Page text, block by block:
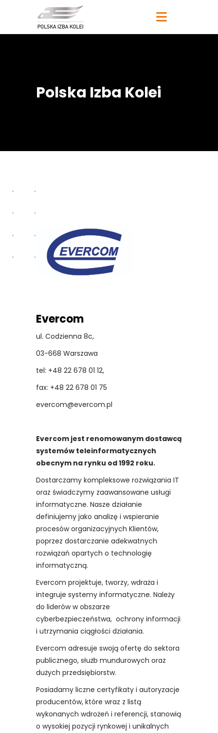
Polska Izba Kolei
Evercom
ul. Codzienna 8c,
03-668 Warszawa
tel: +48 22 678 01 12,
fax: +48 22 678 01 75
evercom@evercom.pl
Evercom jest renomowanym dostawcą
systemów teleinformatycznych
obecnym na rynku od 1992 roku.
Dostarczamy kompleksowe rozwiązania IT
oraz świadczymy zaawansowane usługi
informatyczne. Nasze działanie
definiujemy jako analizę i wspieranie
procesów organizacyjnych Klientów,
poprzez dostarczanie adekwatnych
rozwiązań opartych o technologię
informatyczną.
Evercom projektuje, tworzy, wdraża i
integruje systemy informatyczne. Należy
do liderów w obszarze
cyberbezpieczeństwa, ochrony informacji
i utrzymania ciągłości działania.
Evercom adresuje swoją ofertę do sektora
publicznego, służb mundurowych oraz
dużych przedsiębiorstw.
Posiadamy liczne certyfikaty i autoryzacje
producentów, które wraz z listą
wykonanych wdrożeń i referencji, stanowią
o wysokiej pozycji rynkowej i unikalnych